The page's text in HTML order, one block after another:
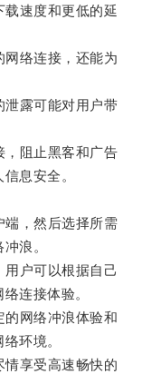
速度和更低的延
络连接，还能为
露可能对用户带
阻止黑客和广告
息安全。
，然后选择所需
浪。
户可以根据自己
连接体验。
网络冲浪体验和
环境。
享受高速畅快的